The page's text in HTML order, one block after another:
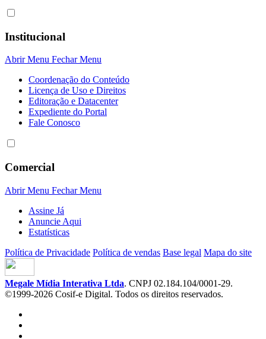
Institucional
Abrir Menu Fechar Menu
Coordenação do Conteúdo
Licença de Uso e Direitos
Editoração e Datacenter
Expediente do Portal
Fale Conosco
Comercial
Abrir Menu Fechar Menu
Assine Já
Anuncie Aqui
Estatísticas
Política de Privacidade Política de vendas Base legal Mapa do site
Megale Mídia Interativa Ltda. CNPJ 02.184.104/0001-29.
©1999-2026 Cosif-e Digital. Todos os direitos reservados.